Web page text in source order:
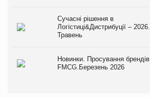
Сучасні рішення в
Логістиці&Дистрибуції – 2026.
Травень
Новинки. Просування брендів
FMCG.Березень 2026